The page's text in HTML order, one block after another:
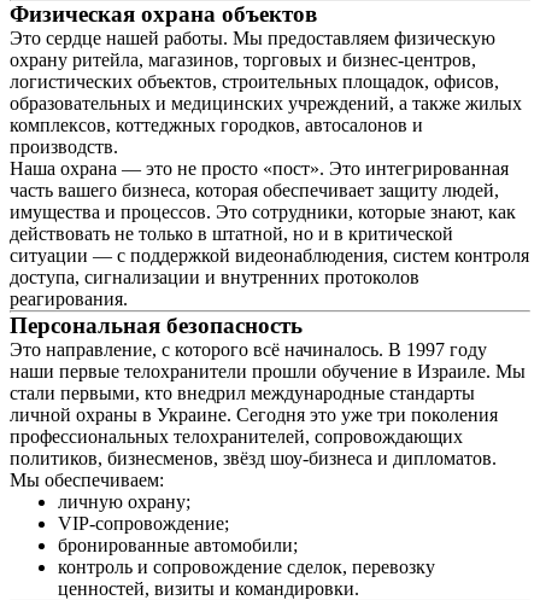
Физическая охрана объектов
Это сердце нашей работы. Мы предоставляем физическую
охрану ритейла, магазинов, торговых и бизнес-центров,
логистических объектов, строительных площадок, офисов,
образовательных и медицинских учреждений, а также жилых
комплексов, коттеджных городков, автосалонов и
производств.
Наша охрана — это не просто «пост». Это интегрированная
часть вашего бизнеса, которая обеспечивает защиту людей,
имущества и процессов. Это сотрудники, которые знают, как
действовать не только в штатной, но и в критической
ситуации — с поддержкой видеонаблюдения, систем контроля
доступа, сигнализации и внутренних протоколов
реагирования.
Персональная безопасность
Это направление, с которого всё начиналось. В 1997 году
наши первые телохранители прошли обучение в Израиле. Мы
стали первыми, кто внедрил международные стандарты
личной охраны в Украине. Сегодня это уже три поколения
профессиональных телохранителей, сопровождающих
политиков, бизнесменов, звёзд шоу-бизнеса и дипломатов.
Мы обеспечиваем:
личную охрану;
VIP-сопровождение;
бронированные автомобили;
контроль и сопровождение сделок, перевозку
ценностей, визиты и командировки.